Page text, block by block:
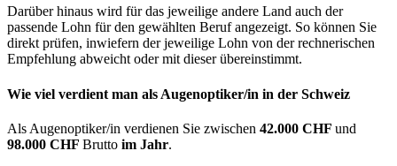
Darüber hinaus wird für das jeweilige andere Land auch der
passende Lohn für den gewählten Beruf angezeigt. So können Sie
direkt prüfen, inwiefern der jeweilige Lohn von der rechnerischen
Empfehlung abweicht oder mit dieser übereinstimmt.
Wie viel verdient man als Augenoptiker/in in der Schweiz
Als Augenoptiker/in verdienen Sie zwischen 42.000 CHF und
98.000 CHF Brutto im Jahr.